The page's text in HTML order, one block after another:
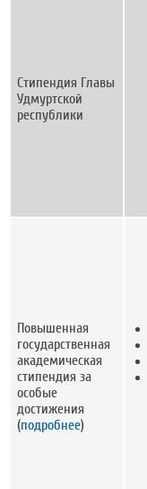
Стипендия Главы
Удмуртской
республики
Повышенная
государственная
академическая
стипендия за
особые
достижения
(подробнее)